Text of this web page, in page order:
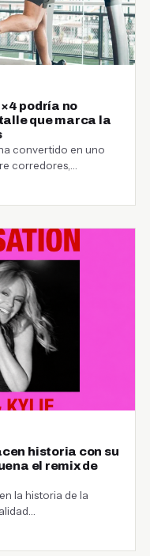
podría no
que marca la
convertido en uno
corredores,…
historia con su
el remix de
la historia de la